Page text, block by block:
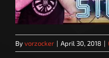
Byvorzocker | April 30, 2018 |